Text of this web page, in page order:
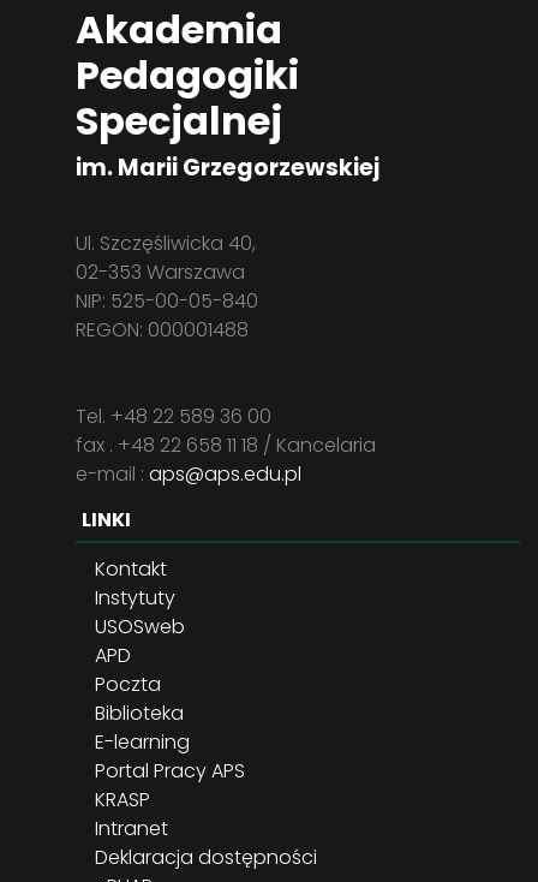
Akademia
Pedagogiki
Specjalnej
im. Marii Grzegorzewskiej
Ul. Szczęśliwicka 40,
02-353 Warszawa
NIP: 525-00-05-840
REGON: 000001488
Tel. +48 22 589 36 00
fax . +48 22 658 11 18 / Kancelaria
e-mail : aps@aps.edu.pl
LINKI
Kontakt
Instytuty
USOSweb
APD
Poczta
Biblioteka
E-learning
Portal Pracy APS
KRASP
Intranet
Deklaracja dostępności